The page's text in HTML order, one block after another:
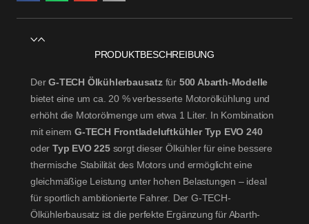
PRODUKTBESCHREIBUNG
DerG-TECH Ölkühlerbausatzfür 500 Abarth-Modelle
bietet eine um ca. 20 % verbesserte Motorölkühlung und
erhöht die Motorölmenge um etwa 1 Liter. In Kombination
mit einem G-TECH Frontladeluftkühler Typ EVO 240
oder Typ EVO 225sorgt dieser Ölkühler für eine bessere
thermische Stabilität des Motors und ermöglicht eine
gleichmäßige Leistung unter hohen Belastungen – ideal
für sportlich ambitionierte Fahrer. Der G-TECH-
Ölkühlerbausatz ist die perfekte Ergänzung für Abarth-